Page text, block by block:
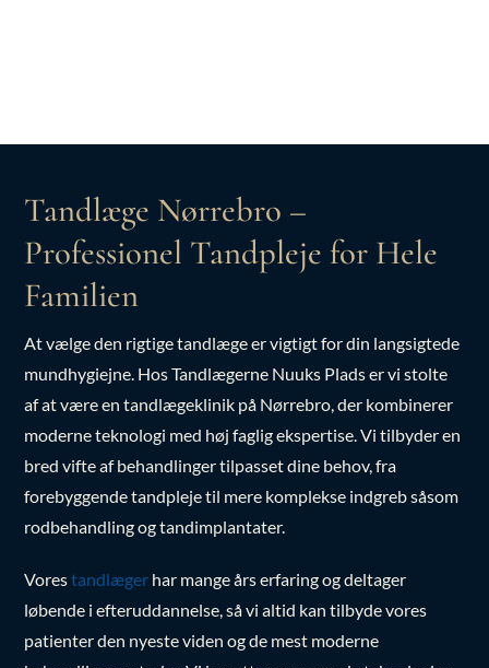
Tandlæge Nørrebro –
Professionel Tandpleje for Hele
Familien
At vælge den rigtige tandlæge er vigtigt for din langsigtede
mundhygiejne. Hos Tandlægerne Nuuks Plads er vi stolte
af at være en tandlægeklinik på Nørrebro, der kombinerer
moderne teknologi med høj faglig ekspertise. Vi tilbyder en
bred vifte af behandlinger tilpasset dine behov, fra
forebyggende tandpleje til mere komplekse indgreb såsom
rodbehandling og tandimplantater.
tandlæger
har mange års erfaring og deltager
løbende i efteruddannelse, så vi altid kan tilbyde vores
patienter den nyeste viden og de mest moderne